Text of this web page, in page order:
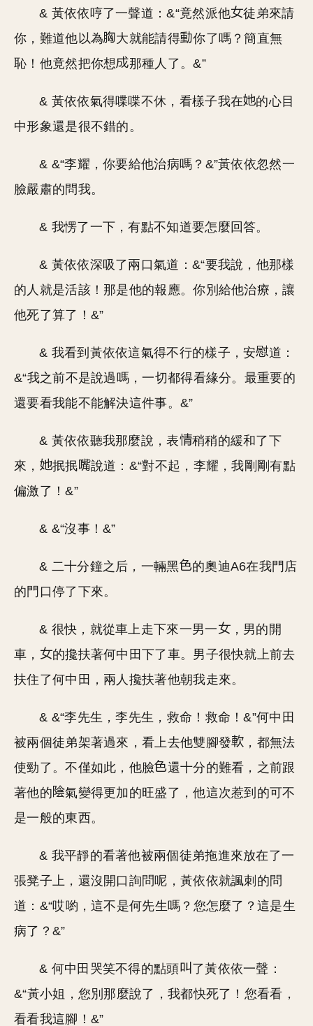
& 黃依依哼了一聲道：&“竟然派他
徒弟來請
你，難道他以為
大就能請得
你了嗎？簡直無
恥！他竟然把你想
那種人了。&”
& 黃依依氣得喋喋不休，看樣子我在
的心目
中形象還是很不錯的。
& &“李耀，你要給他治病嗎？&”黃依依忽然一
臉嚴肅的問我。
& 我愣了一下，有點不知道要怎麼回答。
& 黃依依深吸了兩口氣道：&“要我說，他那樣
的人就是活該！那是他的報應。你別給他治療，讓
他死了算了！&”
& 我看到黃依依這氣得不行的樣子，安
道：
&“我之前不是說過嗎，一切都得看緣分。最重要的
還要看我能不能解決這件事。&”
& 黃依依聽我那麼說，表
稍稍的緩和了下
來，
抿抿
說道：&“對不起，李耀，我剛剛有點
偏激了！&”
& &“沒事！&”
& 二十分鐘之后，一輛黑
的奧迪A6在我門店
的門口停了下來。
& 很快，就從車上走下來一男一
，男的開
車，
的攙扶著何中田下了車。男子很快就上前去
扶住了何中田，兩人攙扶著他朝我走來。
& &“李先生，李先生，救命！救命！&”何中田
被兩個徒弟架著過來，看上去他雙腳發
，都無法
使勁了。不僅如此，他臉
還十分的難看，之前跟
著他的
氣變得更加的旺盛了，他這次惹到的可不
是一般的東西。
& 我平靜的看著他被兩個徒弟拖進來放在了一
張凳子上，還沒開口詢問呢，黃依依就諷刺的問
道：&“哎喲，這不是何先生嗎？您怎麼了？這是生
病了？&”
& 何中田哭笑不得的點頭
了黃依依一聲：
&“黃小姐，您別那麼說了，我都快死了！您看看，
看看我這腳！&”